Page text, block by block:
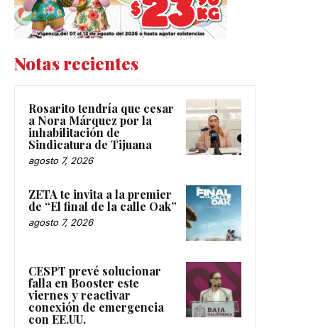
Notas recientes
Rosarito tendría que cesar
a Nora Márquez por la
inhabilitación de
Sindicatura de Tijuana
agosto 7, 2026
ZETA te invita a la premier
de “El final de la calle Oak”
agosto 7, 2026
CESPT prevé solucionar
falla en Booster este
viernes y reactivar
conexión de emergencia
con EE.UU.